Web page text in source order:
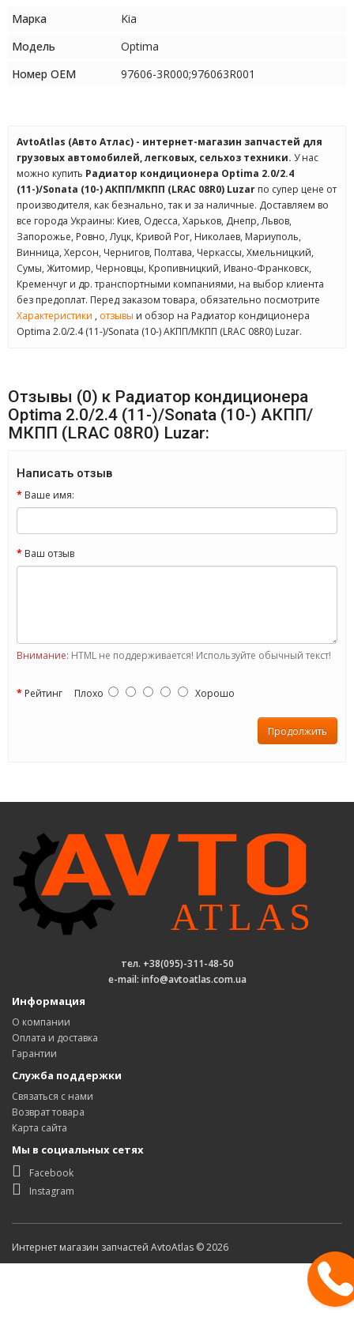
Марка
Kia
Модель
Optima
Номер OEM
97606-3R000;976063R001
AvtoAtlas (Авто Атлас) - интернет-магазин запчастей для
грузовых автомобилей, легковых, сельхоз техники. У нас
можно купить Радиатор кондиционера Optima 2.0/2.4
(11-)/Sonata (10-) АКПП/МКПП (LRAC 08R0) Luzar по супер цене от
производителя, как безнально, так и за наличные. Доставляем во
все города Украины: Киев, Одесса, Харьков, Днепр, Львов,
Запорожье, Ровно, Луцк, Кривой Рог, Николаев, Мариуполь,
Винница, Херсон, Чернигов, Полтава, Черкассы, Хмельницкий,
Сумы, Житомир, Черновцы, Кропивницкий, Ивано-Франковск,
Кременчуг и др. транспортными компаниями, на выбор клиента
без предоплат. Перед заказом товара, обязательно посмотрите
Характеристики , отзывы и обзор на Радиатор кондиционера
Optima 2.0/2.4 (11-)/Sonata (10-) АКПП/МКПП (LRAC 08R0) Luzar.
Отзывы (0) к Радиатор кондиционера
Optima 2.0/2.4 (11-)/Sonata (10-) АКПП/
МКПП (LRAC 08R0) Luzar:
Написать отзыв
Ваше имя:
Ваш отзыв
Внимание: HTML не поддерживается! Используйте обычный текст!
Рейтинг Плохо Хорошо
Продолжить
тел. +38(095)-311-48-50
e-mail: info@avtoatlas.com.ua
Информация
О компании
Оплата и доставка
Гарантии
Служба поддержки
Связаться с нами
Возврат товара
Карта сайта
Мы в социальных сетях
Facebook
Instagram
Интернет магазин запчастей AvtoAtlas © 2026